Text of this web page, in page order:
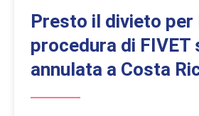
Presto il divieto per
procedura di FIVET
annulata a Costa